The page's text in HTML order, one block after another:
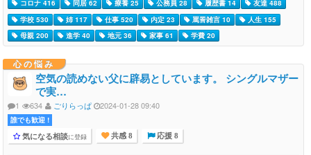
コロナ 416
同居 62 療養 25 公務員 28 履歴書 14
友達 488
学校 530
姉 117 仕事 520 内定 23 罵詈雑言 10
人生 155
母親 200
進学 40 地元 36 家事 61 学費 20
心の悩み
空気の読めない父に辟易としています。 シングルマザー
で実…
1 634 ごりらっぱ 2024-01-28 09:40
誰でも歓迎 !
気になる相談に登録 共感 8 応援 8